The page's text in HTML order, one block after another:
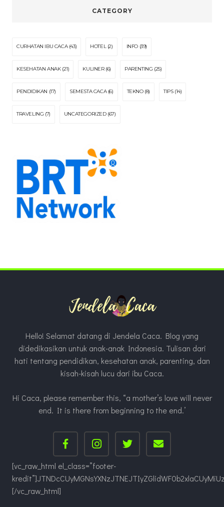
CATEGORY
CURHATAN IBU CACA(43) HOTEL (2) INFO (39)
KESEHATAN ANAK(21) KULINER(6) PARENTING (25)
PENDIDIKAN (17) SEMESTA CACA(6) TEKNO(8) TIPS(14)
TRAVELING (7) UNCATEGORIZED(67)
Hello! Selamat datang di Jendela Caca. Blog yang
didedikasikan untuk anak-anak Indonesia. Tulisan dari
hati tentang pendidikan, kesehatan anak, parenting, dan
kisah-kisah lucu dari ibu Caca.
Hi Caca, please remember this, “a mother’s love will never
end. It is there from beginning to the end.’
[vc_raw_html el_class=”footer-
[/vc_raw_html]